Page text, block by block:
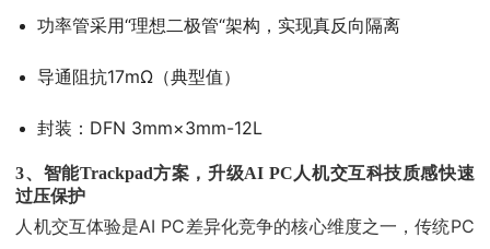
功率管采用“理想二极管“架构，实现真反向隔离
导通阻抗17mΩ（典型值）
封装：DFN 3mm×3mm-12L
3、 智能Trackpad方案，升级AI PC人机交互科技质感快速
过压保护
人机交互体验是AI PC差异化竞争的核心维度之一，传统PC